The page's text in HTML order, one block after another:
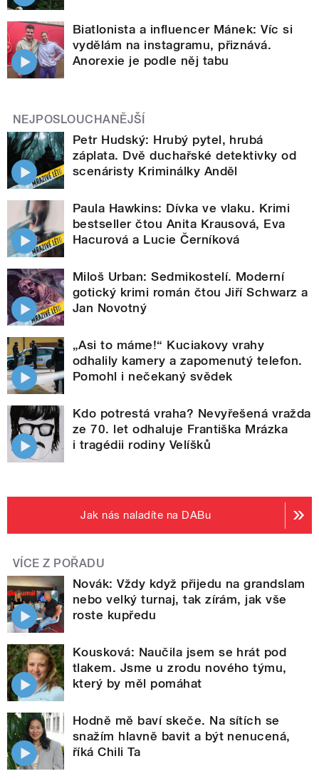
Biatlonista a influencer Mánek: Víc si
vydělám na instagramu, přiznává.
Anorexie je podle něj tabu
NEJPOSLOUCHANĚJŠÍ
Petr Hudský: Hrubý pytel, hrubá
záplata. Dvě duchařské detektivky od
scenáristy Kriminálky Anděl
Paula Hawkins: Dívka ve vlaku. Krimi
bestseller čtou Anita Krausová, Eva
Hacurová a Lucie Černíková
Miloš Urban: Sedmikostelí. Moderní
gotický krimi román čtou Jiří Schwarz a
Jan Novotný
„Asi to máme!“ Kuciakovy vrahy
odhalily kamery a zapomenutý telefon.
Pomohl i nečekaný svědek
Kdo potrestá vraha? Nevyřešená vražda
ze 70. let odhaluje Františka Mrázka
i tragédii rodiny Velíšků
Jak nás naladíte na DABu
VÍCE Z POŘADU
Novák: Vždy když přijedu na grandslam
nebo velký turnaj, tak zírám, jak vše
roste kupředu
Kousková: Naučila jsem se hrát pod
tlakem. Jsme u zrodu nového týmu,
který by měl pomáhat
Hodně mě baví skeče. Na sítích se
snažím hlavně bavit a být nenucená,
říká Chili Ta